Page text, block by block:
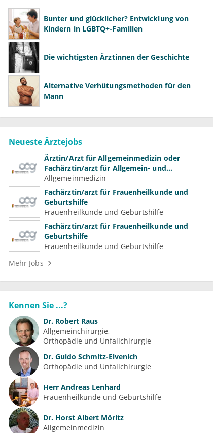
Bunter und glücklicher? Entwicklung von
Kindern in LGBTQ+-Familien
Die wichtigsten Ärztinnen der Geschichte
Alternative Verhütungsmethoden für den
Mann
Neueste Ärztejobs
Ärztin/Arzt für Allgemeinmedizin oder
Fachärztin/arzt für Allgemein- und
Familienmedizin für Psychiatrie und
Psychotherapeutische Medizin
Allgemeinmedizin
Fachärztin/arzt für Frauenheilkunde und
Geburtshilfe
Frauenheilkunde und Geburtshilfe
Fachärztin/arzt für Frauenheilkunde und
Geburtshilfe
Frauenheilkunde und Geburtshilfe
Mehr Jobs
Kennen Sie ...?
Dr. Robert Raus
Allgemeinchirurgie
Orthopädie und Unfallchirurgie
Dr. Guido Schmitz-Elvenich
Orthopädie und Unfallchirurgie
Herr Andreas Lenhard
Frauenheilkunde und Geburtshilfe
Dr. Horst Albert Möritz
Allgemeinmedizin